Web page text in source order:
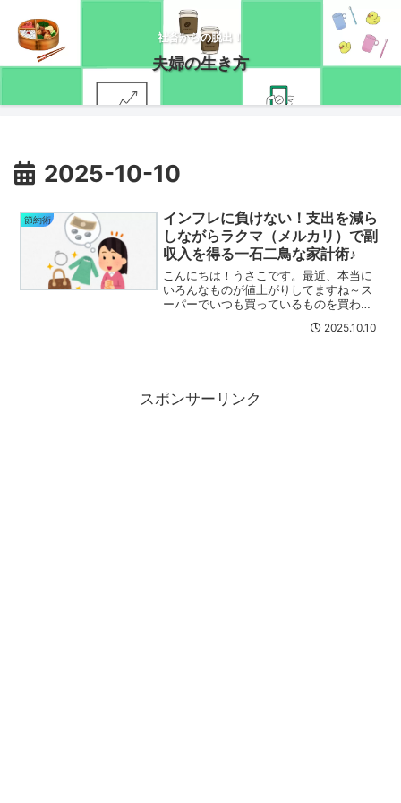
社畜からの脱出！
夫婦の生き方
2025-10-10
節約術
インフレに負けない！支出を減ら
しながらラクマ（メルカリ）で副
収入を得る一石二鳥な家計術♪
こんにちは！うさこです。最近、本当に
いろんなものが値上がりしてますね～ス
ーパーでいつも買っているものを買わな
じる今日このごろなので、私はなるべく
2025.10.10
スポンサーリンク